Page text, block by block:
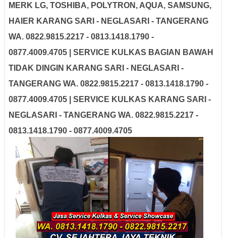
MERK LG, TOSHIBA, POLYTRON, AQUA, SAMSUNG,
HAIER KARANG SARI - NEGLASARI - TANGERANG
WA. 0822.9815.2217 - 0813.1418.1790 -
0877.4009.4705 | SERVICE KULKAS BAGIAN BAWAH
TIDAK DINGIN KARANG SARI - NEGLASARI -
TANGERANG WA. 0822.9815.2217 - 0813.1418.1790 -
0877.4009.4705 | SERVICE KULKAS KARANG SARI -
NEGLASARI - TANGERANG WA. 0822.9815.2217 -
0813.1418.1790 - 0877.4009.4705